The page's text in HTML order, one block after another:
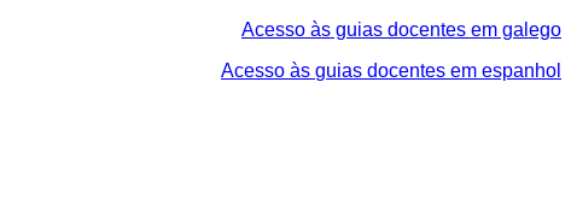
Acesso às guias docentes em galego
Acesso às guias docentes em espanhol